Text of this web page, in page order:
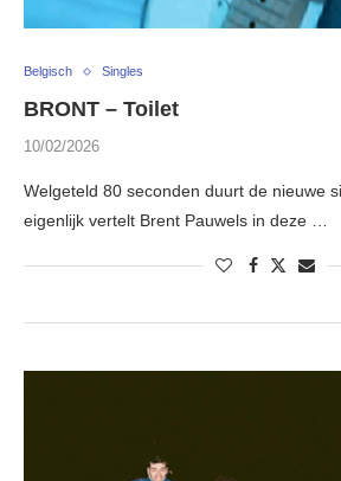
Belgisch Singles
BRONT – Toilet
10/02/2026
Welgeteld 80 seconden duurt de nieuwe
eigenlijk vertelt Brent Pauwels in deze …